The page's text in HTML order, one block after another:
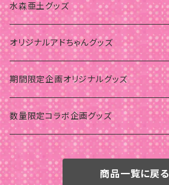
水森亜土グッズ
オリジナルアドちゃんグッズ
期間限定企画オリジナルグッズ
数量限定コラボ企画グッズ
商品一覧に戻る